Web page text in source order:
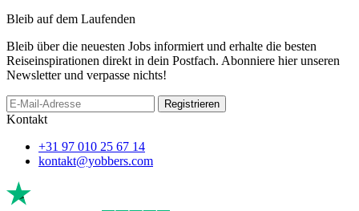
Bleib auf dem Laufenden
Bleib über die neuesten Jobs informiert und erhalte die besten
Reiseinspirationen direkt in dein Postfach. Abonniere hier unseren
Newsletter und verpasse nichts!
Registrieren
Kontakt
+31 97 010 25 67 14
kontakt@yobbers.com